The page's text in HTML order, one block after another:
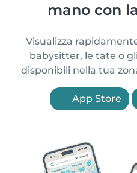
mano con
Visualizza
babysitter, le tate o
disponibili nella tua
App Store